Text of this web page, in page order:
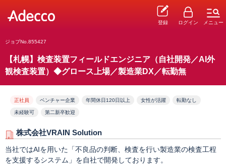
登録 ログイン メニュー
ジョブNo.855427
【札幌】検査装置フィールドエンジニア（自社開発／AI外
観検査装置）◆グロース上場／製造業DX／転勤無
正社員 ベンチャー企業 年間休日120日以上 女性が活躍 転勤なし
未経験可 第二新卒歓迎
株式会社VRAIN Solution
当社ではAIを用いた「不良品の判断、検査を行い製造業の検査工程
を支援するシステム」を自社で開発しております。